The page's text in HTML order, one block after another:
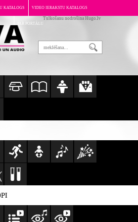
KATALOGS VIDEO IERAKSTU KATALOGS
PAR PORTĀLU
Tulkošanu nodrošina Hugo.lv